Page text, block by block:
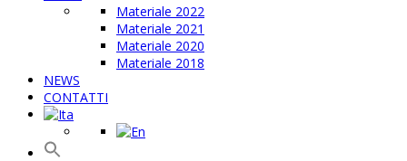
Materiale 2022
Materiale 2021
Materiale 2020
Materiale 2018
NEWS
CONTATTI